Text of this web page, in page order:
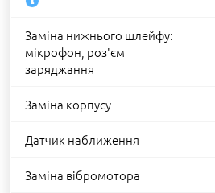
Заміна нижнього шлейфу:
мікрофон, роз'єм
заряджання
Заміна корпусу
Датчик наближення
Заміна вібромотора